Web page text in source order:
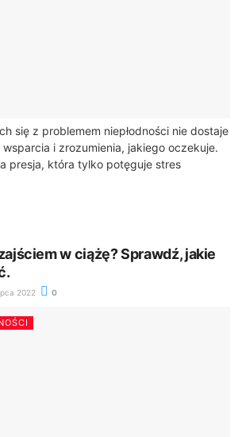
się z problemem niepłodności nie dostaje
i zrozumienia, jakiego oczekuje.
presja, która tylko potęguje stres
W tej sytuacji pomocne...
w ciążę? Sprawdź, jakie
2022 0